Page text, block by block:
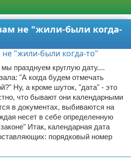
не "жили-были когда-
празднуем круглую дату....
"А когда будем отмечать
Ну, а кроме шуток, "дата" - это
что бывают они календарными
в документах, выбиваются на
несет в себе определенную
Итак, календарная дата
порядковый номер